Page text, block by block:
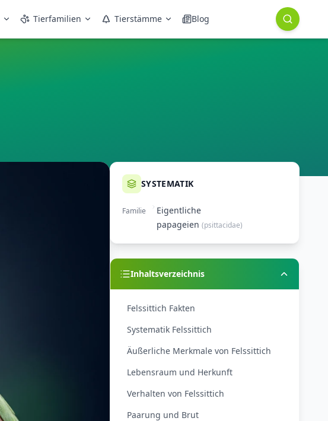
Tierfamilien Tierstämme Blog
SYSTEMATIK
Familie
Eigentliche
papageien (psittacidae)
Inhaltsverzeichnis
Felssittich Fakten
Systematik Felssittich
Äußerliche Merkmale von Felssittich
Lebensraum und Herkunft
Verhalten von Felssittich
Paarung und Brut